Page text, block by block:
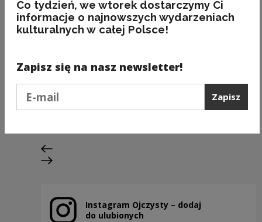
BAKALIE
Kategorie:semantyka, jedzenie
Poprzedni slajd
Następny slajd
Instagram Ojczysty – dodaj
do ulubionych
Uwaga, link zostanie otwarty w nowym oknie
Co tydzień, we wtorek dostarczymy Ci
informacje o najnowszych wydarzeniach
kulturalnych w całej Polsce!
Zapisz się na nasz newsletter!
Zapisz